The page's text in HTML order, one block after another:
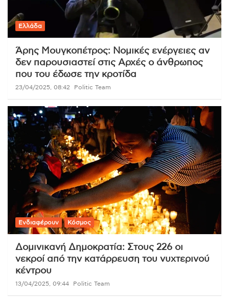
Ελλάδα
Άρης Μουγκοπέτρος: Νομικές ενέργειες αν
δεν παρουσιαστεί στις Αρχές ο άνθρωπος
που του έδωσε την κροτίδα
23/04/2025, 08:42 Politic Team
Ενδιαφέρουν Κόσμος
Δομινικανή Δημοκρατία: Στους 226 οι
νεκροί από την κατάρρευση του νυχτερινού
κέντρου
13/04/2025, 09:44 Politic Team